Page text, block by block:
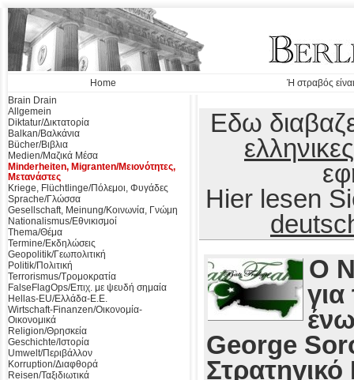
Home
Ή στραβός
Brain Drain
Allgemein
Diktatur/Δικτατορία
Balkan/Βαλκάνια
Bücher/Βιβλια
Medien/Μαζικά Μέσα
Minderheiten, Migranten/Μειονότητες,
Μετανάστες
Kriege, Flüchtlinge/Πόλεμοι, Φυγάδες
Sprache/Γλώσσα
Gesellschaft, Meinung/Κοινωνία, Γνώμη
Nationalismus/Εθνικισμοί
Thema/Θέμα
Termine/Εκδηλώσεις
Geopolitik/Γεωπολιτική
Politik/Πολιτική
Terrorismus/Τρομοκρατία
FalseFlagOps/Επιχ. με ψευδή σημαία
Hellas-EU/Ελλάδα-Ε.Ε.
Wirtschaft-Finanzen/Οικονομία-
Οικονομικά
Religion/Θρησκεία
Geschichte/Ιστορία
Umwelt/Περιβάλλον
Korruption/Διαφθορά
Reisen/Ταξιδιωτικά
Εδω
ελληνικες
Hier lesen
Ο
για
George